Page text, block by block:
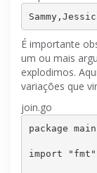
É importante
um ou mais
explodimos.
variações que
join.go
package main
import "fmt"